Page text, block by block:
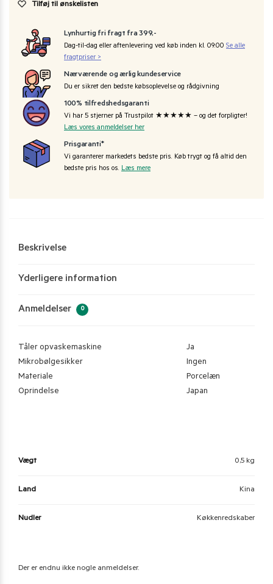
Tilføj til ønskelisten
Lynhurtig fri fragt fra 399,-
Dag-til-dag eller aftenlevering ved køb inden kl. 09:00 Se alle
fragtpriser >
Nærværende og ærlig kundeservice
Du er sikret den bedste købsoplevelse og rådgivning
100% tilfredshedsgaranti
Vi har 5 stjerner på Trustpilot ★★★★★ – og det forpligter!
Læs vores anmeldelser her
Prisgaranti*
Vi garanterer markedets bedste pris. Køb trygt og få altid den
bedste pris hos os. Læs mere
Beskrivelse
Yderligere information
Anmeldelser 0
Tåler opvaskemaskine
Ja
Mikrobølgesikker
Ingen
Materiale
Porcelæn
Oprindelse
Japan
Vægt 0,5 kg
Land Kina
Nudler Køkkenredskaber
Der er endnu ikke nogle anmeldelser.